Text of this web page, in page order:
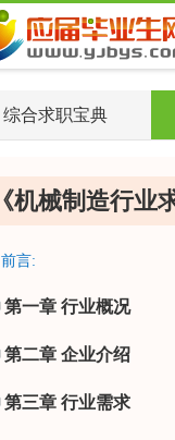
综合求职宝典
《机械制造行业
前言:
第一章 行业概况
第二章 企业介绍
第三章 行业需求